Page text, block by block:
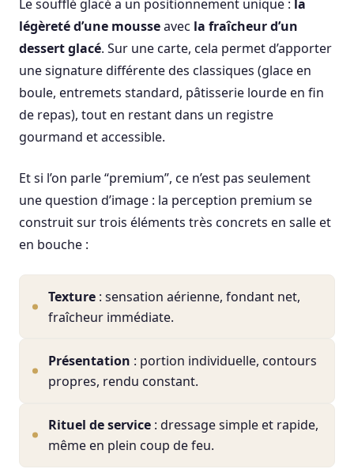
Le soufflé glacé a un positionnement unique : la
légèreté d’une mousseavec la fraîcheur d’un
dessert glacé. Sur une carte, cela permet d’apporter
une signature différente des classiques (glace en
boule, entremets standard, pâtisserie lourde en fin
de repas), tout en restant dans un registre
gourmand et accessible.
Et si l’on parle “premium”, ce n’est pas seulement
une question d’image : la perception premium se
construit sur trois éléments très concrets en salle et
en bouche :
Texture : sensation aérienne, fondant net,
fraîcheur immédiate.
Présentation : portion individuelle, contours
propres, rendu constant.
Rituel de service : dressage simple et rapide,
même en plein coup de feu.